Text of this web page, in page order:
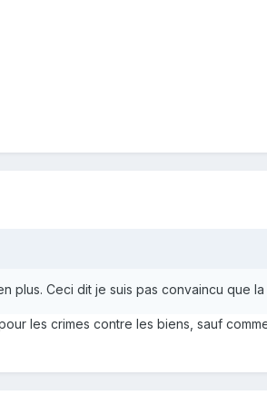
plus. Ceci dit je suis pas convaincu que
les crimes contre les biens, sauf